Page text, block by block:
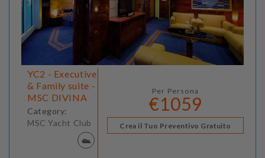
YC2 - Executive
& Family suite -
MSC DIVINA
Category:
MSC Yacht Club
Per Persona
€1059
Crea il Tuo Preventivo Gratuito